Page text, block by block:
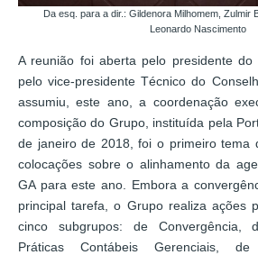
Da esq. para a dir.: Gildenora Milhomem, Zulmir
Leonardo Nascimento
A reunião foi aberta pelo presidente
pelo vice-presidente Técnico do
assumiu, este ano, a coordenação
composição do Grupo, instituída pela
de janeiro de 2018, foi o primeiro tema
colocações sobre o alinhamento da
GA para este ano. Embora a
principal tarefa, o Grupo realiza ações
cinco subgrupos: de Convergência,
Práticas Contábeis Gerenciais, de